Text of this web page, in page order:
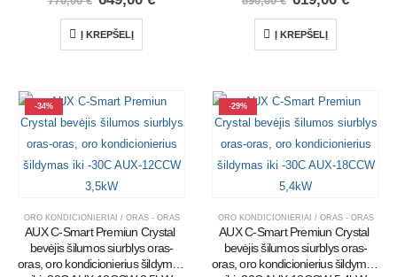
Į KREPŠELĮ Į KREPŠELĮ
-34%
ORO KONDICIONIERIAI / ORAS - ORAS
AUX C-Smart Premiun Crystal
bevėjis šilumos siurblys oras-
oras, oro kondicionierius šildymas
-29%
ORO KONDICIONIERIAI / ORAS - ORAS
AUX C-Smart Premiun Crystal
bevėjis šilumos siurblys oras-
oras, oro kondicionierius šildymas